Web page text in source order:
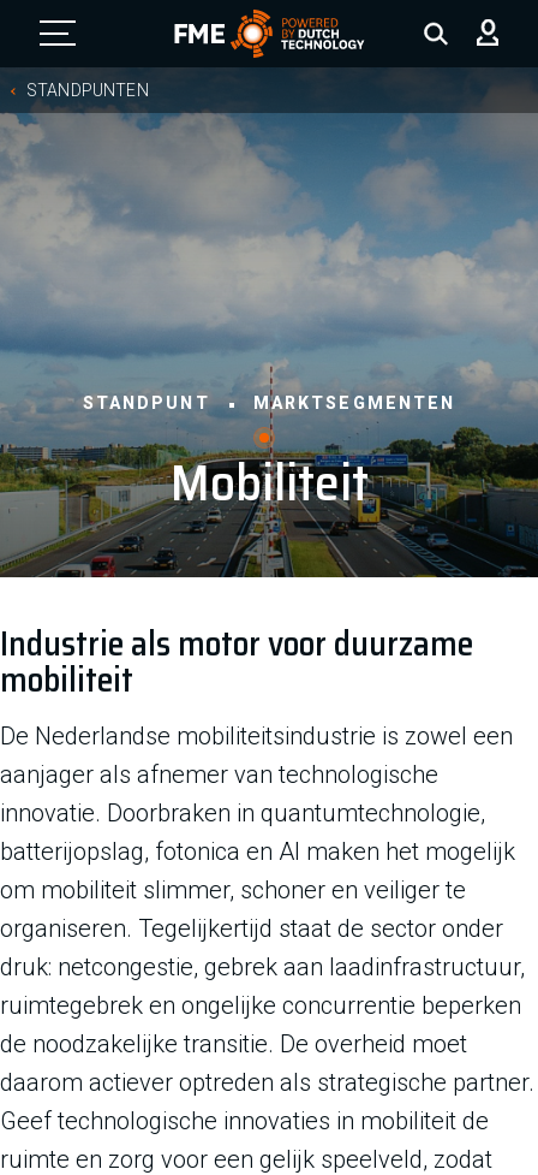
FME Logo, to the homepage
STANDPUNTEN
Mobiliteit
STANDPUNT MARKTSEGMENTEN
Industrie als motor voor duurzame
mobiliteit
De Nederlandse mobiliteitsindustrie is zowel een
aanjager als afnemer van technologische
innovatie. Doorbraken in quantumtechnologie,
batterijopslag, fotonica en AI maken het mogelijk
om mobiliteit slimmer, schoner en veiliger te
organiseren. Tegelijkertijd staat de sector onder
druk: netcongestie, gebrek aan laadinfrastructuur,
ruimtegebrek en ongelijke concurrentie beperken
de noodzakelijke transitie. De overheid moet
daarom actiever optreden als strategische partner.
Geef technologische innovaties in mobiliteit de
ruimte en zorg voor een gelijk speelveld, zodat